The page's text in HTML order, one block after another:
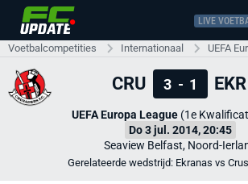
LIVE
Voetbalcompetities Internationaal UEFA
CRU 3 - 1 EKR
UEFA Europa League(1e
Do 3 jul. 2014, 20:45
Seaview Belfast, Noord-
Gerelateerde wedstrijd: Ekranas vs